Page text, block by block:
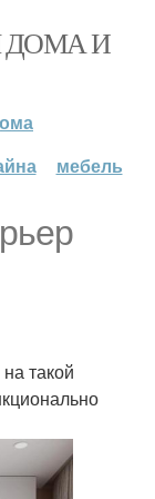
ДОМА И
мебель
такой